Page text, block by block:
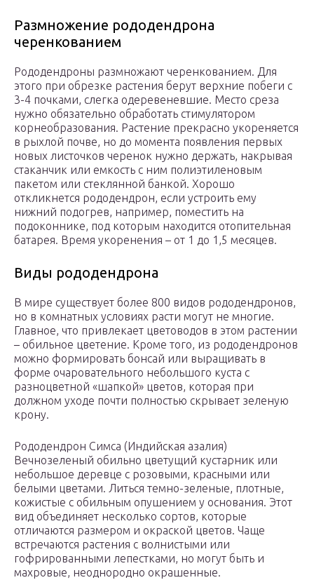
Размножение рододендрона
черенкованием
Рододендроны размножают черенкованием. Для
этого при обрезке растения берут верхние побеги с
3-4 почками, слегка одеревеневшие. Место среза
нужно обязательно обработать стимулятором
корнеобразования. Растение прекрасно укореняется
в рыхлой почве, но до момента появления первых
новых листочков черенок нужно держать, накрывая
стаканчик или емкость с ним полиэтиленовым
пакетом или стеклянной банкой. Хорошо
откликнется рододендрон, если устроить ему
нижний подогрев, например, поместить на
подоконнике, под которым находится отопительная
батарея. Время укоренения – от 1 до 1,5 месяцев.
Виды рододендрона
В мире существует более 800 видов рододендронов,
но в комнатных условиях расти могут не многие.
Главное, что привлекает цветоводов в этом растении
– обильное цветение. Кроме того, из рододендронов
можно формировать бонсай или выращивать в
форме очаровательного небольшого куста с
разноцветной «шапкой» цветов, которая при
должном уходе почти полностью скрывает зеленую
крону.
Рододендрон Симса (Индийская азалия)
Вечнозеленый обильно цветущий кустарник или
небольшое деревце с розовыми, красными или
белыми цветами. Литься темно-зеленые, плотные,
кожистые с обильным опушением у основания. Этот
вид объединяет несколько сортов, которые
отличаются размером и окраской цветов. Чаще
встречаются растения с волнистыми или
гофрированными лепестками, но могут быть и
махровые, неоднородно окрашенные.